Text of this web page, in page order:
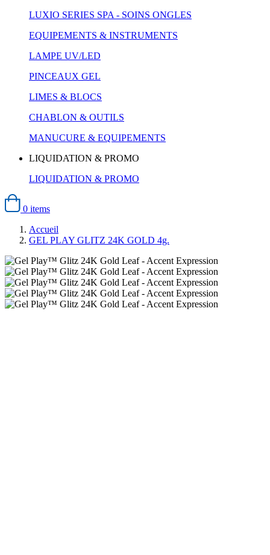
LUXIO SERIES SPA - SOINS ONGLES
EQUIPEMENTS & INSTRUMENTS
LAMPE UV/LED
PINCEAUX GEL
LIMES & BLOCS
CHABLON & OUTILS
MANUCURE & EQUIPEMENTS
LIQUIDATION & PROMO
LIQUIDATION & PROMO
0 items
Accueil
GEL PLAY GLITZ 24K GOLD 4g.